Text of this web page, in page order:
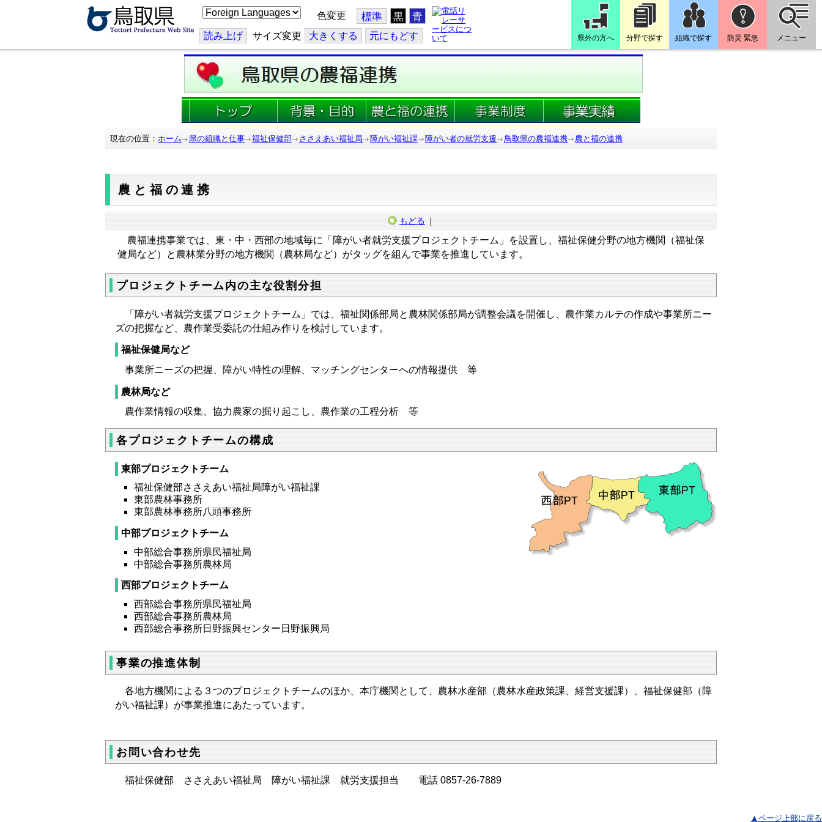
こ
の
ジ
を
翻
訳
す
色変更 標準 黒 青
読み上げ サイズ変更 大きくする 元にもどす 県外の方へ 分野で探す 組織で探す 防災 緊急 メニュー
現在の位置： ホーム 県の組織と仕事 福祉保健部 ささえあい福祉局 障がい福祉課 障がい者の就労支援 鳥取県の農福連携 農と福の連携
農と福の連携
もどる ｜
農福連携事業では、東・中・西部の地域毎に「障がい者就労支援プロジェクトチーム」を設置し、福祉保健分野の地方機関（福祉保
健局など）と農林業分野の地方機関（農林局など）がタッグを組んで事業を推進しています。
プロジェクトチーム内の主な役割分担
「障がい者就労支援プロジェクトチーム」では、福祉関係部局と農林関係部局が調整会議を開催し、農作業カルテの作成や事業所ニー
ズの把握など、農作業受委託の仕組み作りを検討しています。
福祉保健局など
事業所ニーズの把握、障がい特性の理解、マッチングセンターへの情報提供 等
農林局など
農作業情報の収集、協力農家の掘り起こし、農作業の工程分析 等
各プロジェクトチームの構成
東部プロジェクトチーム
福祉保健部ささえあい福祉局障がい福祉課
東部農林事務所
東部農林事務所八頭事務所
中部プロジェクトチーム
中部総合事務所県民福祉局
中部総合事務所農林局
西部プロジェクトチーム
西部総合事務所県民福祉局
西部総合事務所農林局
西部総合事務所日野振興センター日野振興局
事業の推進体制
各地方機関による３つのプロジェクトチームのほか、本庁機関として、農林水産部（農林水産政策課、経営支援課）、福祉保健部（障
がい福祉課）が事業推進にあたっています。
お問い合わせ先
福祉保健部 ささえあい福祉局 障がい福祉課 就労支援担当 電話 0857-26-7889
▲ページ上部に戻る